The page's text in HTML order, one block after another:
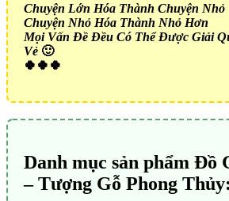
Chuyện Lớn Hóa Thành Chuyện Nhỏ
Chuyện Nhỏ Hóa Thành Nhỏ Hơn
Mọi Vấn Đề Đều Có Thể Được Giải
Vẻ 🙂
🍀🍀🍀
Danh mục sản phẩm Đồ
– Tượng Gỗ Phong Thủy: